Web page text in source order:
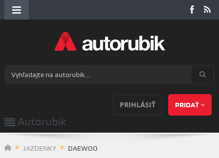
PRIHLÁSIŤ PRIDAŤ
Autorubik
JAZDENKY DAEWOO